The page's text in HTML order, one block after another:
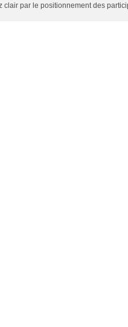
clair par le positionnement des